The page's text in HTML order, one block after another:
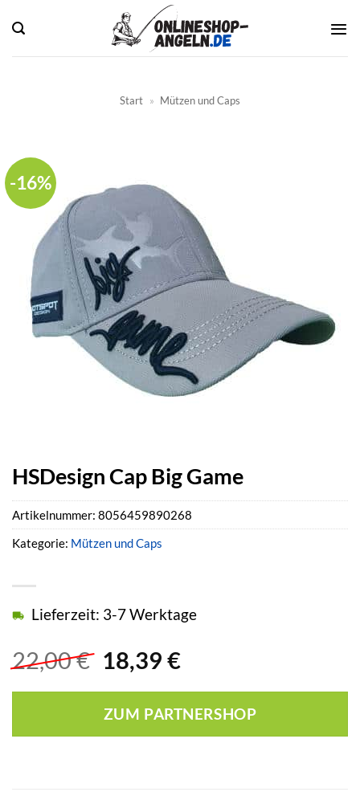
Inhalt
springen
Start » Mützen und Caps
-16%
HSDesign Cap Big Game
22,00€ Ursprünglicher
war:
22,00 €
18,39 €Aktueller
ist:
18,39 €.
Lieferzeit: 3-7 Werktage
ZUM PARTNERSHOP
Artikelnummer: 8056459890268
Kategorie: Mützen und Caps